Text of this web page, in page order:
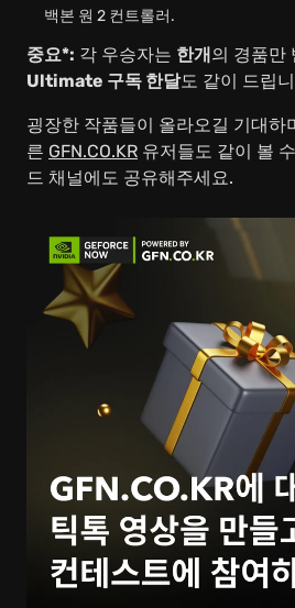
백본 원 2 컨트롤러.
중요*: 각 우승자는 한개의 경품만
Ultimate 구독 한달도 같이 드립
굉장한 작품들이 올라오길 기대하
른 GFN.CO.KR 유저들도 같이 볼
드 채널에도 공유해주세요.